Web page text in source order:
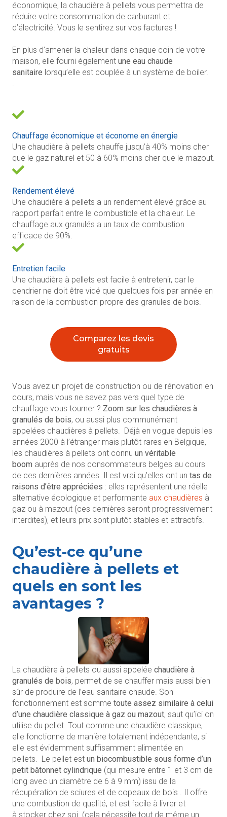
économique, la chaudière à pellets vous permettra de
réduire votre consommation de carburant et
d’électricité. Vous le sentirez sur vos factures !
En plus d’amener la chaleur dans chaque coin de votre
maison, elle fourni également une eau chaude
sanitaire lorsqu’elle est couplée à un système de boiler.
.
Chauffage économique et économe en énergie
Une chaudière à pellets chauffe jusqu’à 40% moins cher
que le gaz naturel et 50 à 60% moins cher que le mazout.
Rendement élevé
Une chaudière à pellets a un rendement élevé grâce au
rapport parfait entre le combustible et la chaleur. Le
chauffage aux granulés a un taux de combustion
efficace de 90%.
Entretien facile
Une chaudière à pellets est facile à entretenir, car le
cendrier ne doit être vidé que quelques fois par année en
raison de la combustion propre des granules de bois.
Comparez les devis
gratuits
Vous avez un projet de construction ou de rénovation en
cours, mais vous ne savez pas vers quel type de
chauffage vous tourner ? Zoom sur les chaudières à
granulés de bois, ou aussi plus communément
appelées chaudières à pellets. Déjà en vogue depuis les
années 2000 à l’étranger mais plutôt rares en Belgique,
les chaudières à pellets ont connu un véritable
boom auprès de nos consommateurs belges au cours
de ces dernières années. Il est vrai qu’elles ont un tas de
raisons d’être appréciées : elles représentent une réelle
alternative écologique et performante aux chaudières à
gaz ou à mazout (ces dernières seront progressivement
interdites), et leurs prix sont plutôt stables et attractifs.
Qu’est-ce qu’une
chaudière à pellets et
quels en sont les
avantages ?
La chaudière à pellets ou aussi appelée chaudière à
granulés de bois, permet de se chauffer mais aussi bien
sûr de produire de l’eau sanitaire chaude. Son
fonctionnement est somme toute assez similaire à celui
d’une chaudière classique à gaz ou mazout, saut qu’ici on
utilise du pellet. Tout comme une chaudière classique,
elle fonctionne de manière totalement indépendante, si
elle est évidemment suffisamment alimentée en
pellets. Le pellet est un biocombustible sous forme d’un
petit bâtonnet cylindrique (qui mesure entre 1 et 3 cm de
long avec un diamètre de 6 à 9 mm) issu de la
récupération de sciures et de copeaux de bois . Il offre
une combustion de qualité, et est facile à livrer et
à stocker chez soi. (cela nécessite tout de même un